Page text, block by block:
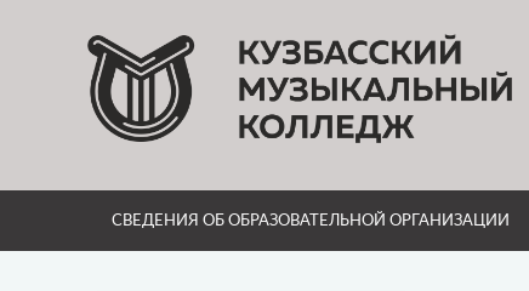
СВЕДЕНИЯ ОБ ОБРАЗОВАТЕЛЬНОЙ ОРГАНИЗАЦИИ